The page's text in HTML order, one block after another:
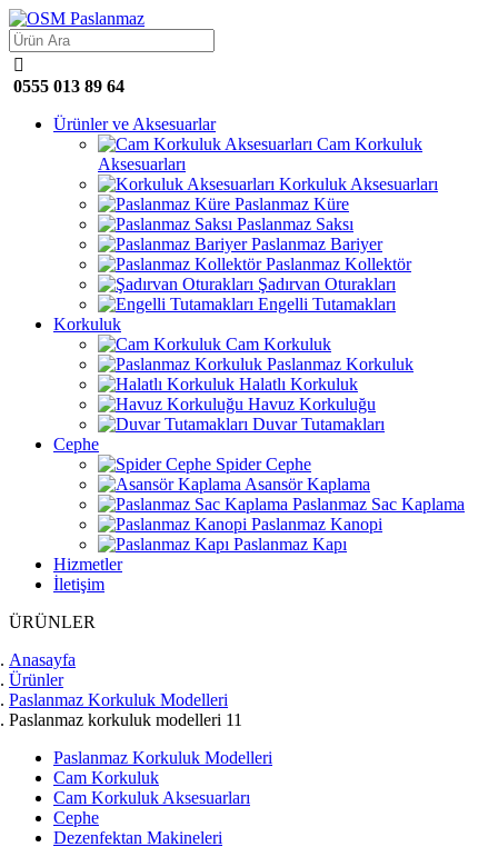

0555 013 89 64
Ürünler ve Aksesuarlar
Cam Korkuluk
Aksesuarları
Korkuluk Aksesuarları
Paslanmaz Küre
Paslanmaz Saksı
Paslanmaz Bariyer
Paslanmaz Kollektör
Şadırvan Oturakları
Engelli Tutamakları
Korkuluk
Cam Korkuluk
Paslanmaz Korkuluk
Halatlı Korkuluk
Havuz Korkuluğu
Duvar Tutamakları
Cephe
Spider Cephe
Asansör Kaplama
Paslanmaz Sac Kaplama
Paslanmaz Kanopi
Paslanmaz Kapı
Hizmetler
İletişim
ÜRÜNLER
Anasayfa
Ürünler
Paslanmaz Korkuluk Modelleri
Paslanmaz korkuluk modelleri 11
Paslanmaz Korkuluk Modelleri
Cam Korkuluk
Cam Korkuluk Aksesuarları
Cephe
Dezenfektan Makineleri